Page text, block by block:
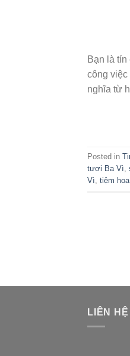
Bạn là
công
nghĩa từ
Posted in
tươi Ba Vì,
Vì, tiệm
LIÊN